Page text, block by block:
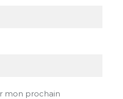
mon prochain